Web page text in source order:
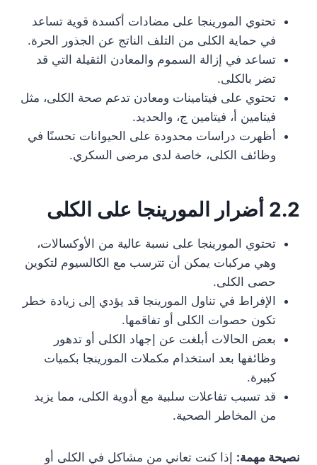
تحتوي المورينجا على مضادات أكسدة قوية تساعد
في حماية الكلى من التلف الناتج عن الجذور الحرة.
تساعد في إزالة السموم والمعادن الثقيلة التي قد
تضر بالكلى.
تحتوي على فيتامينات ومعادن تدعم صحة الكلى، مثل
فيتامين أ، فيتامين ج، والحديد.
أظهرت دراسات محدودة على الحيوانات تحسنًا في
وظائف الكلى، خاصة لدى مرضى السكري.
2.2 أضرار المورينجا على الكلى
تحتوي المورينجا على نسبة عالية من الأوكسالات،
وهي مركبات يمكن أن تترسب مع الكالسيوم لتكوين
حصى الكلى.
الإفراط في تناول المورينجا قد يؤدي إلى زيادة خطر
تكون حصوات الكلى أو تفاقمها.
بعض الحالات أبلغت عن إجهاد الكلى أو تدهور
وظائفها بعد استخدام مكملات المورينجا بكميات
كبيرة.
قد تسبب تفاعلات سلبية مع أدوية الكلى، مما يزيد
من المخاطر الصحية.
نصيحة مهمة: إذا كنت تعاني من مشاكل في الكلى أو